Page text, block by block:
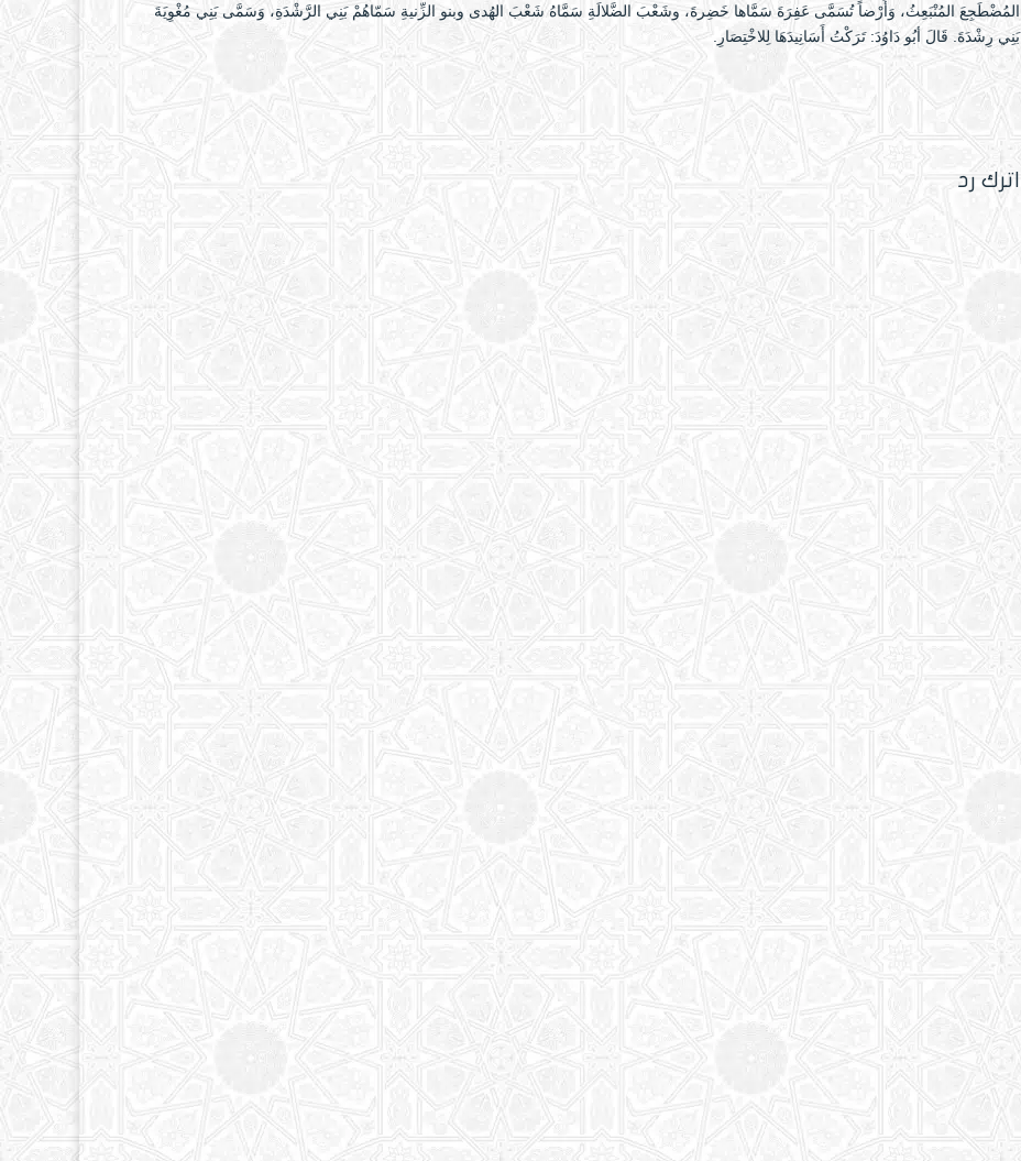
المُضْطَجِعَ المُنْبَعِثُ، وَأَرْضاً تُسَمَّى عَفِرَةَ سَمَّاها خَضِرةَ، وشَعْبَ الضَّلالَةِ سَمَّاهُ شَعْبَ الهُدى وبنو الزِّنيةِ سَمّاهُمْ بَنِي الرَّشْدَةِ، وَسَمَّى بَنِي مُغْوِيَةَ
بَنِي رِشْدَةَ. قَالَ أبُو دَاوُدَ: تَرَكْتُ أَسَانِيدَهَا لِلاخْتِصَارِ.
اترك رد